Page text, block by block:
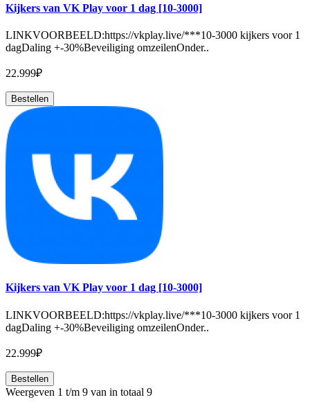
Kijkers van VK Play voor 1 dag [10-3000]
LINKVOORBEELD:https://vkplay.live/***10-3000 kijkers voor 1
dagDaling +-30%Beveiliging omzeilenOnder..
22.999₽
Bestellen
Kijkers van VK Play voor 1 dag [10-3000]
LINKVOORBEELD:https://vkplay.live/***10-3000 kijkers voor 1
dagDaling +-30%Beveiliging omzeilenOnder..
22.999₽
Bestellen
Weergeven 1 t/m 9 van in totaal 9